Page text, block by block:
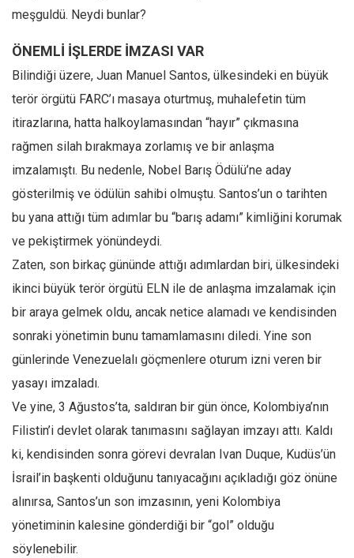
meşguldü. Neydi bunlar?
ÖNEMLİ İŞLERDE İMZASI VAR
Bilindiği üzere, Juan Manuel Santos, ülkesindeki en büyük
terör örgütü FARC’ı masaya oturtmuş, muhalefetin tüm
itirazlarına, hatta halkoylamasından “hayır” çıkmasına
rağmen silah bırakmaya zorlamış ve bir anlaşma
imzalamıştı. Bu nedenle, Nobel Barış Ödülü’ne aday
gösterilmiş ve ödülün sahibi olmuştu. Santos’un o tarihten
bu yana attığı tüm adımlar bu “barış adamı” kimliğini korumak
ve pekiştirmek yönündeydi.
Zaten, son birkaç gününde attığı adımlardan biri, ülkesindeki
ikinci büyük terör örgütü ELN ile de anlaşma imzalamak için
bir araya gelmek oldu, ancak netice alamadı ve kendisinden
sonraki yönetimin bunu tamamlamasını diledi. Yine son
günlerinde Venezuelalı göçmenlere oturum izni veren bir
yasayı imzaladı.
Ve yine, 3 Ağustos’ta, saldıran bir gün önce, Kolombiya’nın
Filistin’i devlet olarak tanımasını sağlayan imzayı attı. Kaldı
ki, kendisinden sonra görevi devralan Ivan Duque, Kudüs’ün
İsrail’in başkenti olduğunu tanıyacağını açıkladığı göz önüne
alınırsa, Santos’un son imzasının, yeni Kolombiya
yönetiminin kalesine gönderdiği bir “gol” olduğu
söylenebilir.